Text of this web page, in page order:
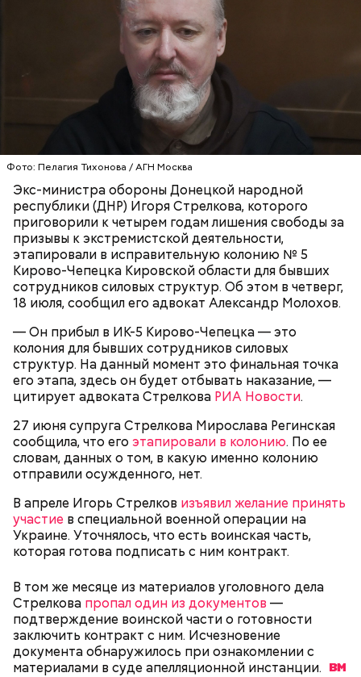
Фото: Пелагия Тихонова / АГН Москва
Экс-министра обороны Донецкой народной
республики (ДНР) Игоря Стрелкова, которого
приговорили к четырем годам лишения свободы за
призывы к экстремистской деятельности,
этапировали в исправительную колонию № 5
Кирово-Чепецка Кировской области для бывших
сотрудников силовых структур. Об этом в четверг,
18 июля, сообщил его адвокат Александр Молохов.
— Он прибыл в ИК-5 Кирово-Чепецка — это
колония для бывших сотрудников силовых
структур. На данный момент это финальная точка
его этапа, здесь он будет отбывать наказание, —
цитирует адвоката Стрелкова РИА Новости.
27 июня супруга Стрелкова Мирослава Регинская
сообщила, что его этапировали в колонию. По ее
словам, данных о том, в какую именно колонию
отправили осужденного, нет.
В апреле Игорь Стрелков изъявил желание принять
участие в специальной военной операции на
Украине. Уточнялось, что есть воинская часть,
которая готова подписать с ним контракт.
В том же месяце из материалов уголовного дела
Стрелкова пропал один из документов —
подтверждение воинской части о готовности
заключить контракт с ним. Исчезновение
документа обнаружилось при ознакомлении с
материалами в суде апелляционной инстанции.
Стражи порядка отправились в село Чанко, где
может скрываться вероятный злоумышленник.
Параллельно с этим в Махачкале объявлен план
«Перехват». Въезд и выезд в город перекрыты.
Помимо этого, полицейские патрулируют улицы,
железнодорожный вокзал и аэропорт.
По даннымСМИ, подозрение следователей пало на
18-летнего знакомого бойца, которого Мутаев
месяцем ранее избил и унизил. Предполагается, что
таким образом молодой человек решил отомстить.
Примечательно, что летом 2023 года на Мутаева
уже нападали возле Школы единоборств. Тогда
неизвестный несколько раз выстрелил в
спортсмена из травматического пистолета, а боец
открыл огонь
в ответ.
Примечательно и то, что 12 детей, которые
находились на иждивении у подозреваемой,
имеют инвалидность.
Привлекла внимание следователей
случайно